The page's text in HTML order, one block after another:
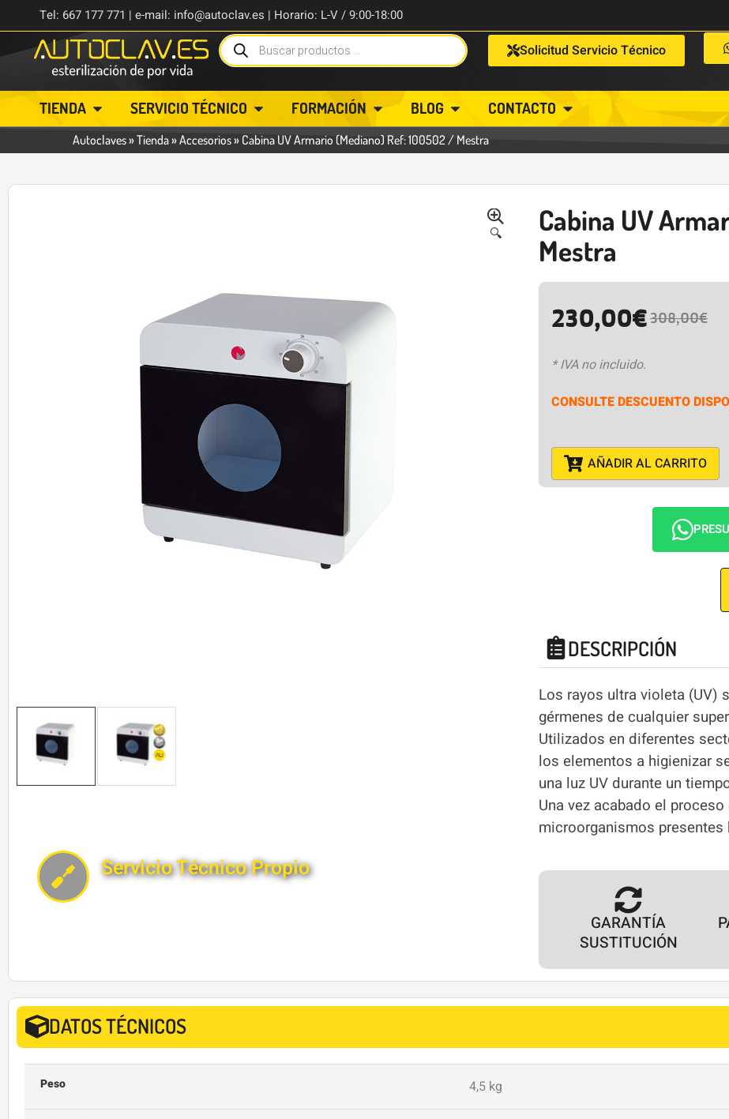
Tel: 667 177 771 | e-mail: info@autoclav.es | Horario: L-V / 9:00-18:00
Solicitud Servicio Técnico
TIENDA SERVICIO TÉCNICO FORMACIÓN BLOG CONTACTO
Autoclaves»Tienda»Accesorios» Cabina UV Armario (Mediano) Ref: 100502 / Mestra
🔍
Servicio Técnico Propio
Cabina UV
Mestra
308,00€
230,00€
* IVA no incluido.
CONSULTE DESCUENTO
AÑADIR AL CARRITO
DESCRIPCIÓN
Los rayos ultra violeta (UV)
gérmenes de cualquier
Utilizados en diferentes
los elementos a higienizar
una luz UV durante un
Una vez acabado el
microorganismos presentes
GARANTÍA
SUSTITUCIÓN
DATOS TÉCNICOS
Peso 4,5 kg